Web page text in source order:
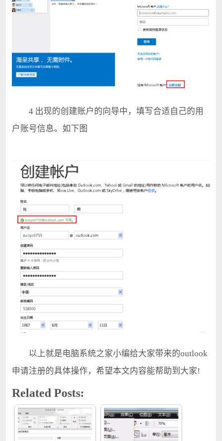
4 出现的创建账户的向导中，填写合适自己的用
户账号信息。如下图
以上就是电脑系统之家小编给大家带来的outlook
申请注册的具体操作，希望本文内容能帮助到大家!
Related Posts: